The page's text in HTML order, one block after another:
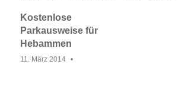
Kostenlose
Parkausweise für
Hebammen
11. März 2014